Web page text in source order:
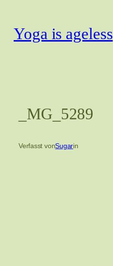
springen
Yoga is ageless
_MG_5289
Verfasst vonSugarin